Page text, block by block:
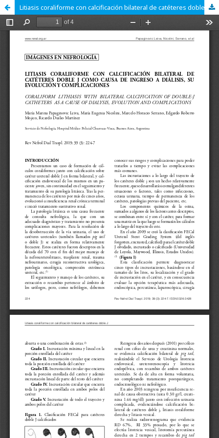
Litiasis coraliforme con calcificación bilateral de catéteres doble J como causa de ingreso a diálisis, su evolución y complicaciones